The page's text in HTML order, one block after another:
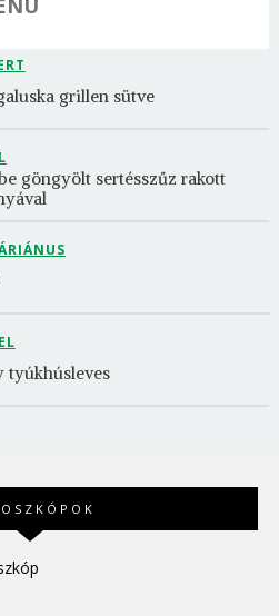
grillen sütve
göngyölt sertésszűz rakott
tyúkhúsleves